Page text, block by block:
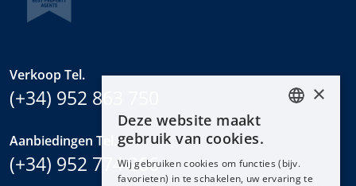
Verkoop Tel.
(+34) 952 863 750
Aanbiedingen Tel.
(+34) 952 774 266
DEUTSCH
×
Deze website maakt
gebruik van cookies.
Wij gebruiken cookies om functies (bijv.
favorieten) in te schakelen, uw ervaring te